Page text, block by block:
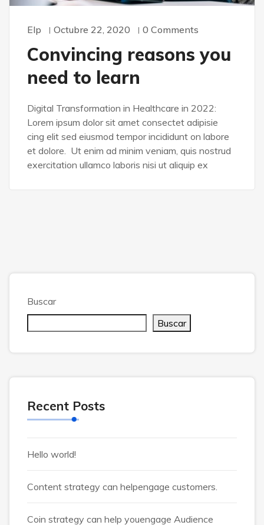
Elp Octubre 22, 2020 0 Comments
Convincing reasons you
need to learn
Digital Transformation in Healthcare in 2022:
Lorem ipsum dolor sit amet consectet adipisie
cing elit sed eiusmod tempor incididunt on labore
et dolore. Ut enim ad minim veniam, quis nostrud
exercitation ullamco laboris nisi ut aliquip ex
Buscar
Buscar
Recent Posts
Hello world!
Content strategy can helpengage customers.
Coin strategy can help youengage Audience